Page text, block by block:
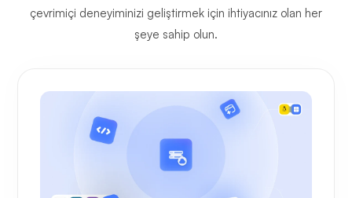
çevrimiçi deneyiminizi geliştirmek için ihtiyacınız olan her
şeye sahip olun.